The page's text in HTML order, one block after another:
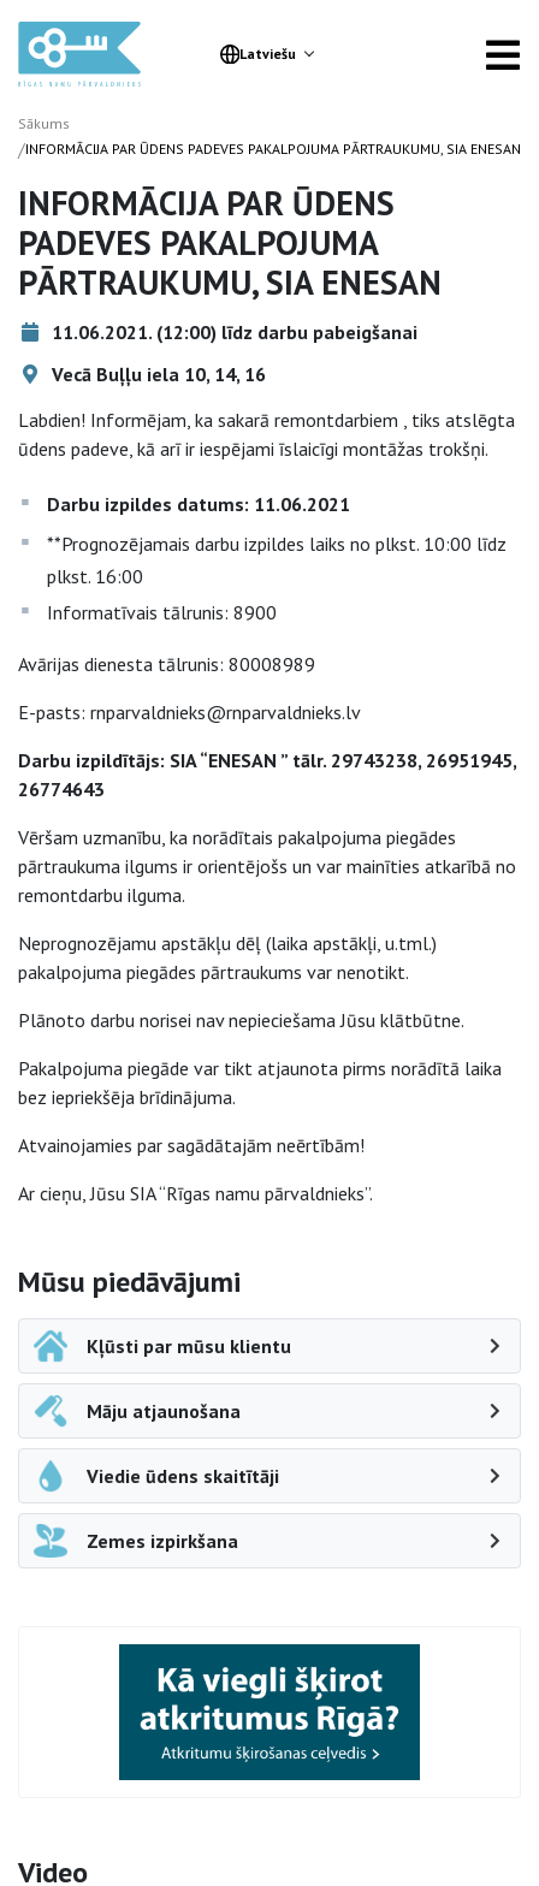
Latviešu
Sākums
/INFORMĀCIJA PAR ŪDENS PADEVES PAKALPOJUMA PĀRTRAUKUMU, SIA ENESAN
INFORMĀCIJA PAR ŪDENS
PADEVES PAKALPOJUMA
PĀRTRAUKUMU, SIA ENESAN
11.06.2021. (12:00) līdz darbu pabeigšanai
Vecā Buļļu iela 10, 14, 16
Labdien! Informējam, ka sakarā remontdarbiem , tiks atslēgta
ūdens padeve, kā arī ir iespējami īslaicīgi montāžas trokšņi.
Darbu izpildes datums: 11.06.2021
**Prognozējamais darbu izpildes laiks no plkst. 10:00 līdz
plkst. 16:00
Informatīvais tālrunis: 8900
Avārijas dienesta tālrunis: 80008989
E-pasts: rnparvaldnieks@rnparvaldnieks.lv
Darbu izpildītājs: SIA “ENESAN ” tālr. 29743238, 26951945,
26774643
Vēršam uzmanību, ka norādītais pakalpojuma piegādes
pārtraukuma ilgums ir orientējošs un var mainīties atkarībā no
remontdarbu ilguma.
Neprognozējamu apstākļu dēļ (laika apstākļi, u.tml.)
pakalpojuma piegādes pārtraukums var nenotikt.
Plānoto darbu norisei nav nepieciešama Jūsu klātbūtne.
Pakalpojuma piegāde var tikt atjaunota pirms norādītā laika
bez iepriekšēja brīdinājuma.
Atvainojamies par sagādātajām neērtībām!
Ar cieņu, Jūsu SIA “Rīgas namu pārvaldnieks”.
Sāna navigācija
Mūsu piedāvājumi
Kļūsti par mūsu klientu
Māju atjaunošana
Viedie ūdens skaitītāji
Zemes izpirkšana
Video